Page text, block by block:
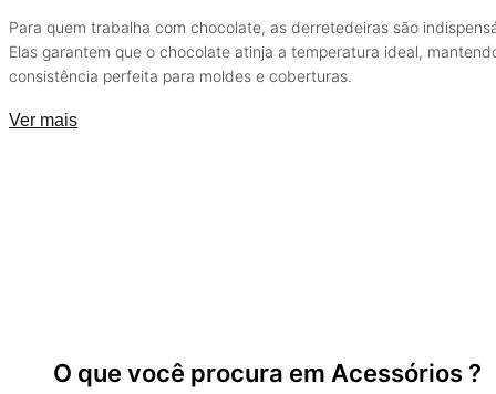
Para quem trabalha com chocolate, as derretedeiras são
Elas garantem que o chocolate atinja a temperatura ideal,
consistência perfeita para moldes e coberturas.
Ver mais
O que você procura em Acessórios ?